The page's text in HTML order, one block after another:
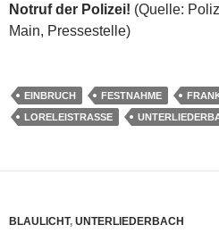
Notruf der Polizei! (Quelle:
Main, Pressestelle)
EINBRUCH FESTNAHME
LORELEISTRASSE
BLAULICHT, UNTERLIEDERBACH